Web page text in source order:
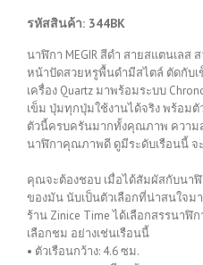
รหัสสินค้า: 344BK
นาฬิกา MEGIR สีดำ สายสแตนเล
หน้าปัดสวยหรูพื้นดำมีสไตล์ ตัดกับเ
เครื่อง Quartz มาพร้อมระบบ
เข็ม ปุ่มทุกปุ่มใช้งานได้จริง พร้อมตั
ตัวนี้ครบครันมากทั้งคุณภาพ ความ
นาฬิกาคุณภาพดี ดูมีระดับเรือนนี้ จ
คุณจะต้องชอบ เมื่อได้สัมผัสกับนา
ของมัน นับเป็นตัวเลือกที่น่าสนใจมา
ร้าน Zinice Time ได้เลือกสรรนา
เลือกชม อย่างเช่นเรือนนี้
• ตัวเรือนกว้าง: 4.6 ซม.